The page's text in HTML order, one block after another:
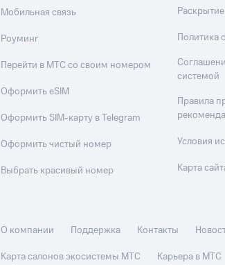
Мобильная связь
Роуминг
Перейти в МТС со своим номером
Оформить eSIM
Оформить SIM-карту в Telegram
Оформить чистый номер
Выбрать красивый номер
Политика
системой
Правила
Условия
Карта
О компании Поддержка Контакты
Карта салонов экосистемы МТС
Карьера в МТС